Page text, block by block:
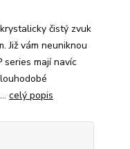
čistý zvuk
Již vám neuniknou
series mají navíc
celý popis